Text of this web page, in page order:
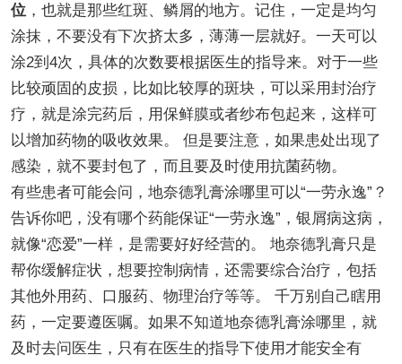
位，也就是那些红斑、鳞屑的地方。记住，一定是均匀
涂抹，不要没有下次挤太多，薄薄一层就好。一天可以
涂2到4次，具体的次数要根据医生的指导来。对于一些
比较顽固的皮损，比如比较厚的斑块，可以采用封治疗
疗，就是涂完药后，用保鲜膜或者纱布包起来，这样可
以增加药物的吸收效果。 但是要注意，如果患处出现了
感染，就不要封包了，而且要及时使用抗菌药物。
有些患者可能会问，地奈德乳膏涂哪里可以“一劳永逸”？
告诉你吧，没有哪个药能保证“一劳永逸”，银屑病这病，
就像“恋爱”一样，是需要好好经营的。 地奈德乳膏只是
帮你缓解症状，想要控制病情，还需要综合治疗，包括
其他外用药、口服药、物理治疗等等。 千万别自己瞎用
药，一定要遵医嘱。如果不知道地奈德乳膏涂哪里，就
及时去问医生，只有在医生的指导下使用才能安全有